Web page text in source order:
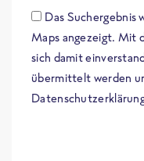
Das Suchergebnis
Maps angezeigt. Mit
sich damit
übermittelt werden